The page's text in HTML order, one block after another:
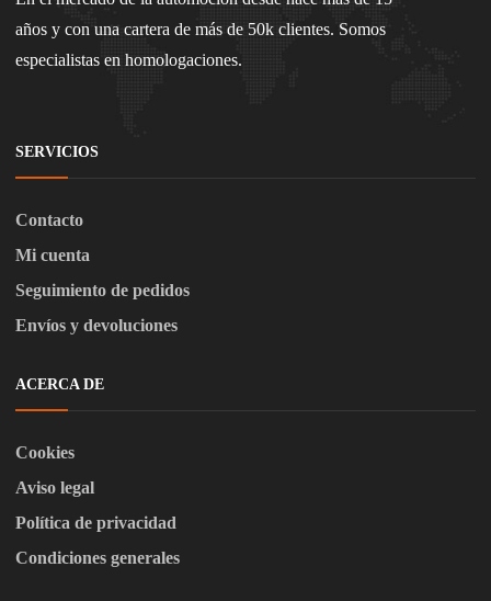
años y con una cartera de más de 50k clientes. Somos
especialistas en homologaciones.
SERVICIOS
Contacto
Mi cuenta
Seguimiento de pedidos
Envíos y devoluciones
ACERCA DE
Cookies
Aviso legal
Política de privacidad
Condiciones generales